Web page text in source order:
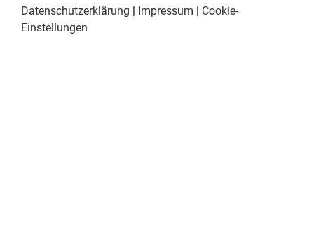
Datenschutzerklärung | Impressum | Cookie-
Einstellungen